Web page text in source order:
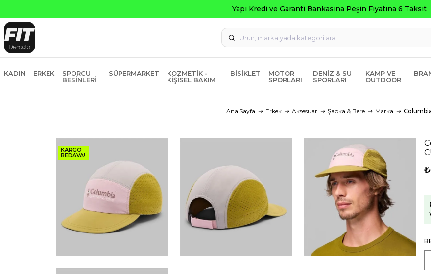
Yapı Kredi ve Garanti Bankasına Peşin Fiyatına 6 Taksit
KADIN ERKEK
SPORCU
BESINLERI
SÜPERMARKET
KOZMETIK -
KIŞISEL BAKIM
BISIKLET
MOTOR
SPORLARI
DENIZ & SU
SPORLARI
KAMP VE
OUTDOOR
Ana Sayfa Erkek Aksesuar Şapka & Bere Marka Columbia
KARGO
BEDAVA!